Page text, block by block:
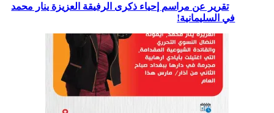
تقرير عن مراسم إحياء ذكرى الرفيقة العزيزة ينار محمد
في السليمانية!